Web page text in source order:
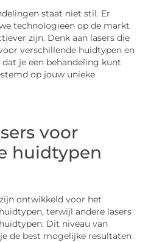
staat niet stil. Er
technologieën op de markt
zijn. Denk aan lasers die
verschillende huidtypen en
je een behandeling kunt
op jouw unieke
voor
huidtypen
ontwikkeld voor het
terwijl andere lasers
Dit niveau van
de best mogelijke resultaten